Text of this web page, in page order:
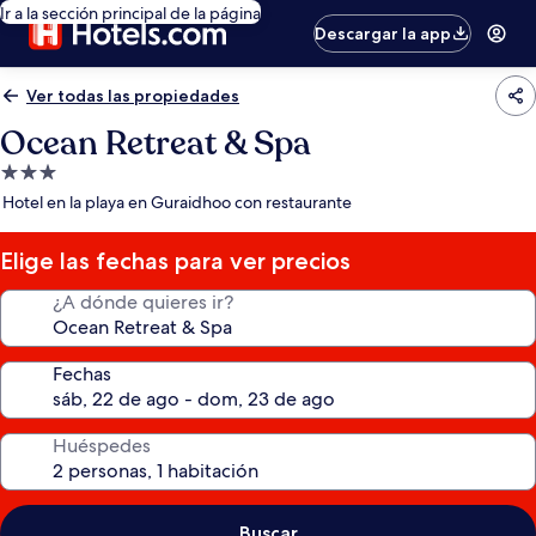
Ir a la sección principal de la página
Descargar la app
Ver todas las propiedades
Ocean Retreat & Spa
Propiedad
de
estrellas
Hotel en la playa en Guraidhoo con restaurante
Elige las fechas para ver precios
¿A dónde quieres ir?
Fechas
Huéspedes